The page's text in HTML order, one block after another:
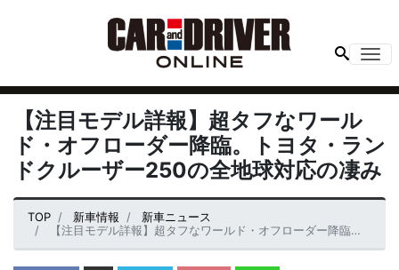
【注目モデル詳報】超タフなワール
ド・オフローダー降臨。トヨタ・ラン
ドクルーザー250の全地球対応の凄み
TOP 新車情報
新車ニュース
【注目モデル詳報】超タフなワールド・オフローダー降臨。トヨタ・ランドクルーザー250の全地球対応の凄み